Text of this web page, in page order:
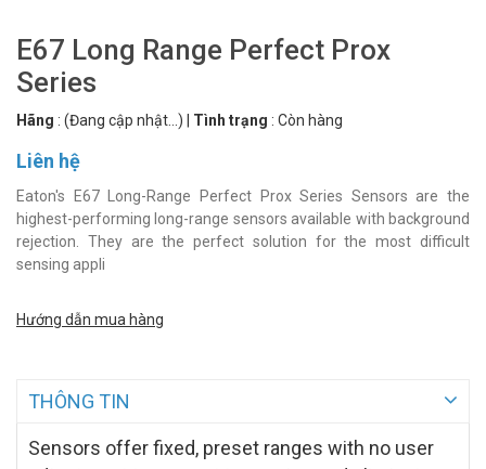
E67 Long Range Perfect Prox
Series
Hãng : (Đang cập nhật...) Tình trạng : Còn hàng
Liên hệ
Eaton's E67 Long-Range Perfect Prox Series Sensors are the
highest-performing long-range sensors available with background
rejection. They are the perfect solution for the most difficult
sensing appli
Hướng dẫn mua hàng
THÔNG TIN
Sensors offer fixed, preset ranges with no user